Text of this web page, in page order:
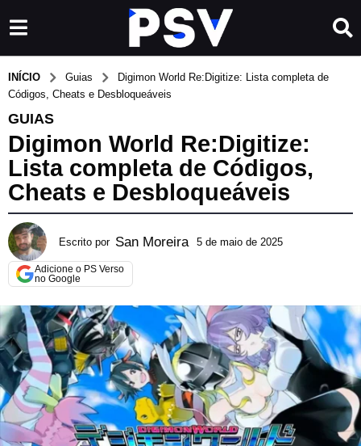
INÍCIO Guias
Digimon World Re:Digitize: Lista completa de
Códigos, Cheats e Desbloqueáveis
GUIAS
Digimon World Re:Digitize:
Lista completa de Códigos,
Cheats e Desbloqueáveis
Escrito por San Moreira 5 de maio de 2025
a
o
d
2
0
2
5
Adicione o PS Verso
no Google